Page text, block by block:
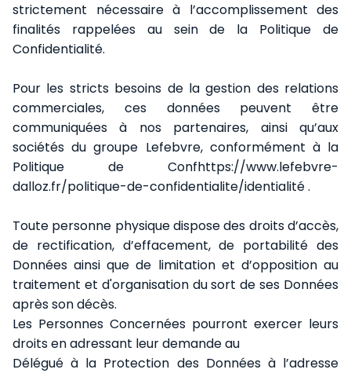
strictement nécessaire à l’accomplissement des
finalités rappelées au sein de la Politique de
Confidentialité.
Pour les stricts besoins de la gestion des relations
commerciales, ces données peuvent être
communiquées à nos partenaires, ainsi qu’aux
sociétés du groupe Lefebvre, conformément à la
Politique de Confhttps://www.lefebvre-
dalloz.fr/politique-de-confidentialite/identialité.
Toute personne physique dispose des droits d’accès,
de rectification, d’effacement, de portabilité des
Données ainsi que de limitation et d’opposition au
traitement et d'organisation du sort de ses Données
après son décès.
Les Personnes Concernées pourront exercer leurs
droits en adressant leur demande au
Délégué à la Protection des Données à l’adresse